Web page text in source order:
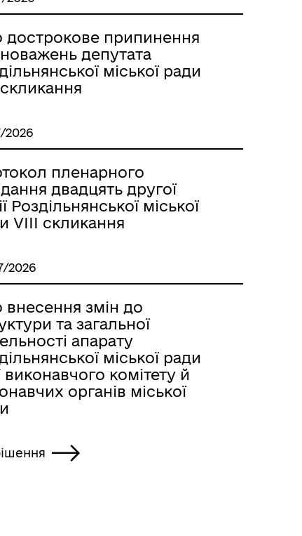
дострокове припинення
депутата
міської ради
2026
пленарного
двадцять другої
Роздільнянської міської
VІІІ скликання
2026
внесення змін до
та загальної
апарату
міської ради
виконавчого комітету й
органів міської